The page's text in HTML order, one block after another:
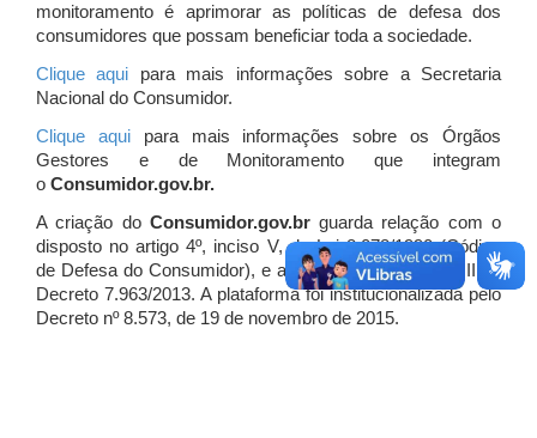
monitoramento é aprimorar as políticas de defesa dos
consumidores que possam beneficiar toda a sociedade.
Clique aqui para mais informações sobre a Secretaria
Nacional do Consumidor.
Clique aquipara mais informações sobre os Órgãos
Gestores e de Monitoramento que integram
o Consumidor.gov.br.
A criação do Consumidor.gov.brguarda relação com o
disposto no artigo 4º, inciso V, da Lei 8.078/1990 (Código
de Defesa do Consumidor), e artigo 7º, incisos I, II e III do
Decreto 7.963/2013. A plataforma foi institucionalizada pelo
Decreto nº 8.573, de 19 de novembro de 2015.